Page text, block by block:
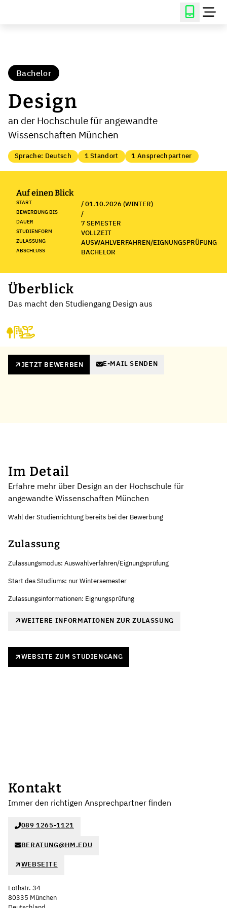
Bachelor
Design
an der Hochschule für angewandte
Wissenschaften München
Sprache: Deutsch 1 Standort 1 Ansprechpartner
Auf einen Blick
START / 01.10.2026 (WINTER)
BEWERBUNG BIS /
DAUER 7 SEMESTER
STUDIENFORM VOLLZEIT
ZULASSUNG AUSWAHLVERFAHREN/EIGNUNGSPRÜFUNG
ABSCHLUSS BACHELOR
Überblick
Das macht den Studiengang Design aus
JETZT BEWERBEN E-MAIL SENDEN
Im Detail
Erfahre mehr über Design an der Hochschule für
angewandte Wissenschaften München
Wahl der Studienrichtung bereits bei der Bewerbung
Zulassung
Zulassungsmodus: Auswahlverfahren/Eignungsprüfung
Start des Studiums: nur Wintersemester
Zulassungsinformationen: Eignungsprüfung
WEITERE INFORMATIONEN ZUR ZULASSUNG
WEBSITE ZUM STUDIENGANG
Kontakt
Immer den richtigen Ansprechpartner finden
089 1265-1121
BERATUNG@HM.EDU
WEBSEITE
Lothstr. 34
80335 München